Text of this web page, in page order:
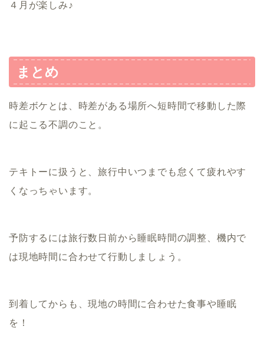
４月が楽しみ♪
まとめ
時差ボケとは、時差がある場所へ短時間で移動した際
に起こる不調のこと。
テキトーに扱うと、旅行中いつまでも怠くて疲れやす
くなっちゃいます。
予防するには旅行数日前から睡眠時間の調整、機内で
は現地時間に合わせて行動しましょう。
到着してからも、現地の時間に合わせた食事や睡眠
を！